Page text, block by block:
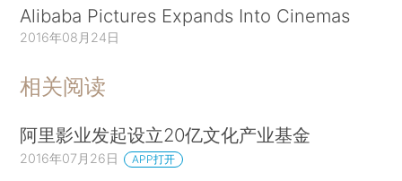
Alibaba Pictures Expands Into Cinemas
2016年08月24日
相关阅读
阿里影业发起设立20亿文化产业基金
2016年07月26日 APP打开